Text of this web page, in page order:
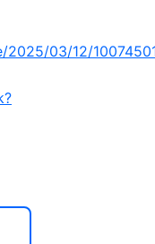
2025/03/12/